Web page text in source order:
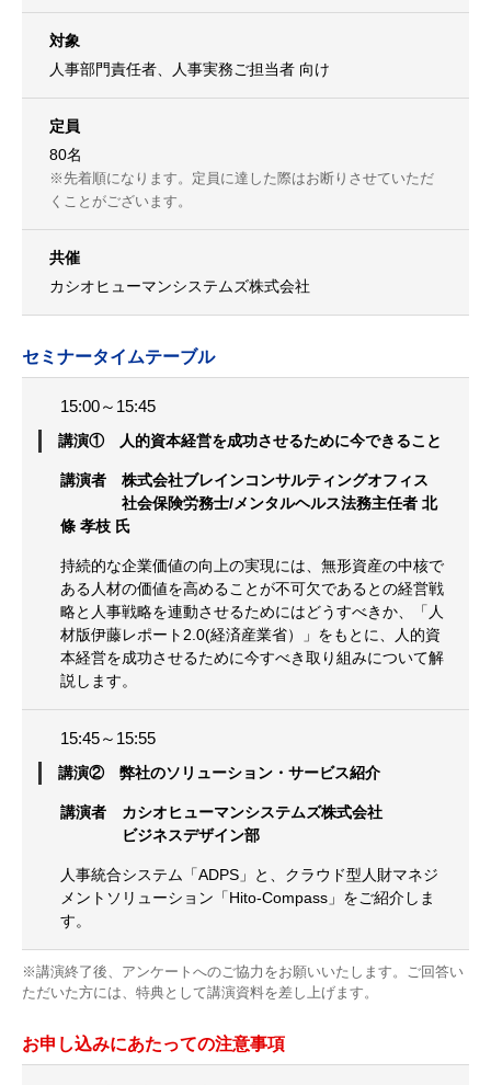
対象
人事部門責任者、人事実務ご担当者 向け
定員
80名
※先着順になります。定員に達した際はお断りさせていただ
くことがございます。
共催
カシオヒューマンシステムズ株式会社
セミナータイムテーブル
15:00～15:45
講演① 人的資本経営を成功させるために今できること
講演者 株式会社ブレインコンサルティングオフィス
社会保険労務士/メンタルヘルス法務主任者 北
條 孝枝 氏
持続的な企業価値の向上の実現には、無形資産の中核で
ある人材の価値を高めることが不可欠であるとの経営戦
略と人事戦略を連動させるためにはどうすべきか、「人
材版伊藤レポート2.0(経済産業省）」をもとに、人的資
本経営を成功させるために今すべき取り組みについて解
説します。
15:45～15:55
講演② 弊社のソリューション・サービス紹介
講演者 カシオヒューマンシステムズ株式会社
ビジネスデザイン部
人事統合システム「ADPS」と、クラウド型人財マネジ
メントソリューション「Hito-Compass」をご紹介しま
す。
※講演終了後、アンケートへのご協力をお願いいたします。ご回答い
ただいた方には、特典として講演資料を差し上げます。
お申し込みにあたっての注意事項